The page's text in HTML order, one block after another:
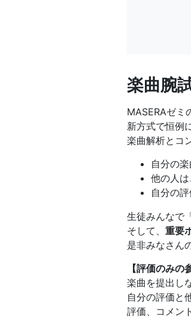
楽曲腕
MASERAゼミ
新方式で恒例
楽曲解析とコ
自分の
他の人
自分の
生徒みんなで
そして、 重要
是非みなさん
【評価のみの
楽曲を提出し
自分の評価と
評価、コメン